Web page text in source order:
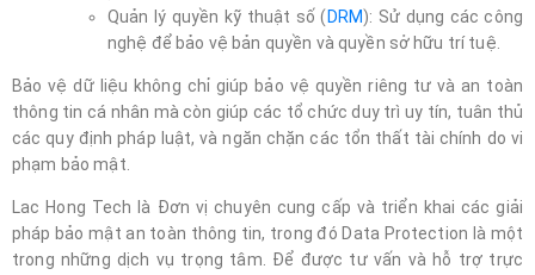
Quản lý quyền kỹ thuật số ( DRM): Sử dụng các công
nghệ để bảo vệ bản quyền và quyền sở hữu trí tuệ.
Bảo vệ dữ liệu không chỉ giúp bảo vệ quyền riêng tư và an toàn
thông tin cá nhân mà còn giúp các tổ chức duy trì uy tín, tuân thủ
các quy định pháp luật, và ngăn chặn các tổn thất tài chính do vi
phạm bảo mật.
Lac Hong Tech là Đơn vị chuyên cung cấp và triển khai các giải
pháp bảo mật an toàn thông tin, trong đó Data Protection là một
trong những dịch vụ trọng tâm. Để được tư vấn và hỗ trợ trực